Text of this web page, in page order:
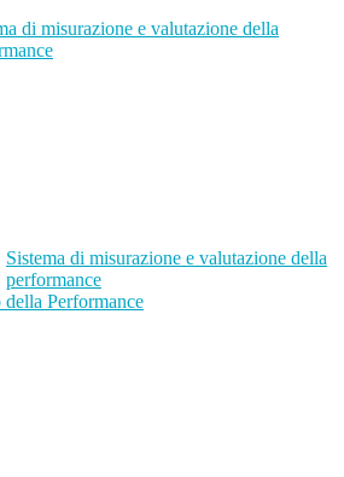
di misurazione e valutazione della
Sistema di misurazione e valutazione della
performance
della Performance